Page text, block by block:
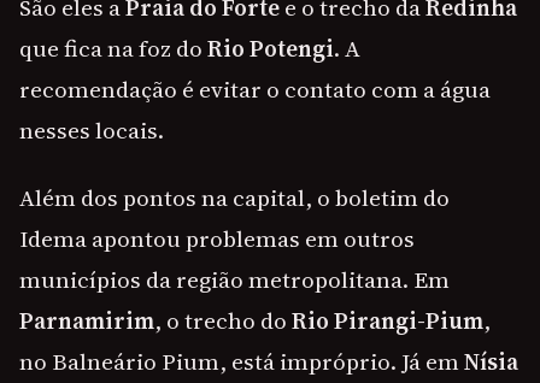
São eles aPraia do Fortee o trecho daRedinha
que fica na foz doRio Potengi. A
recomendação é evitar o contato com a água
nesses locais.
Além dos pontos na capital, o boletim do
Idema apontou problemas em outros
municípios da região metropolitana. Em
Parnamirim, o trecho doRio Pirangi-Pium,
no Balneário Pium, está impróprio. Já emNísia